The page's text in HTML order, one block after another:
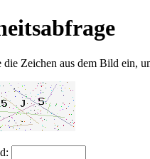
die Zeichen aus dem Bild ein,